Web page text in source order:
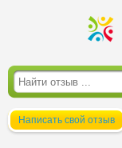
Написать свой отзыв